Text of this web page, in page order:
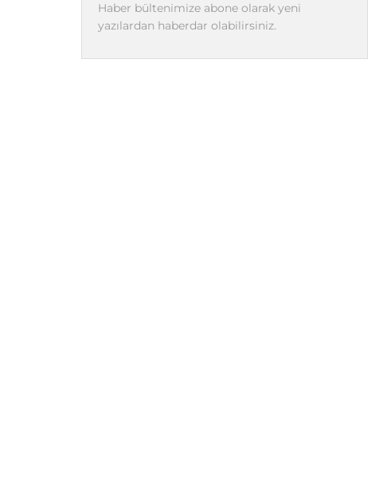
Haber bültenimize abone olarak yeni
yazılardan haberdar olabilirsiniz.